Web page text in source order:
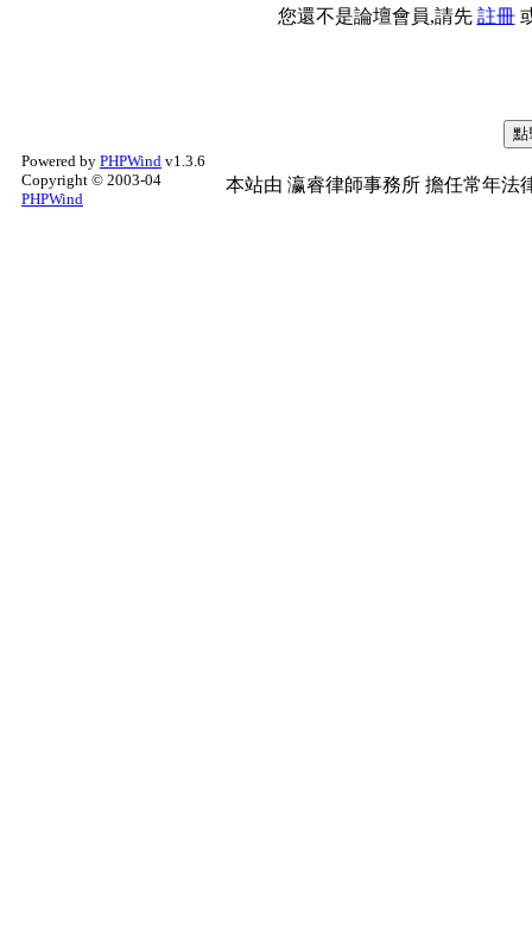
您還不是論壇會員,請先 註冊
Powered by PHPWind v1.3.6
Copyright © 2003-04
PHPWind
本站由 瀛睿律師事務所 擔任常年法